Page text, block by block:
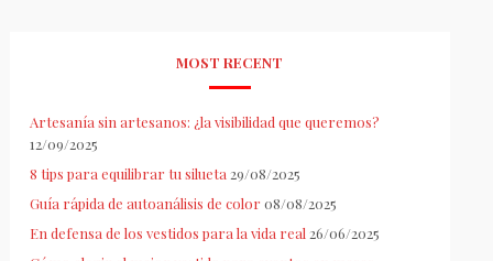
MOST RECENT
Artesanía sin artesanos: ¿la visibilidad que queremos?
12/09/2025
8 tips para equilibrar tu silueta29/08/2025
Guía rápida de autoanálisis de color 08/08/2025
En defensa de los vestidos para la vida real26/06/2025